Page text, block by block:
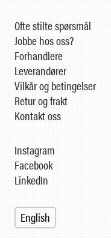
Ofte stilte spørsmål
Jobbe hos oss?
Forhandlere
Leverandører
Vilkår og betingelser
Retur og frakt
Kontakt oss
Instagram
Facebook
LinkedIn
English